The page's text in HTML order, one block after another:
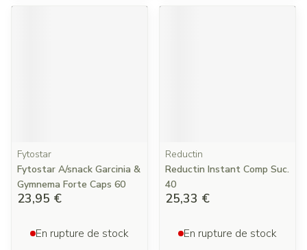
Fytostar
Fytostar A/snack Garcinia &
Gymnema Forte Caps 60
23,95 €
En rupture de stock
Reductin
Reductin Instant Comp Suc.
40
25,33 €
En rupture de stock